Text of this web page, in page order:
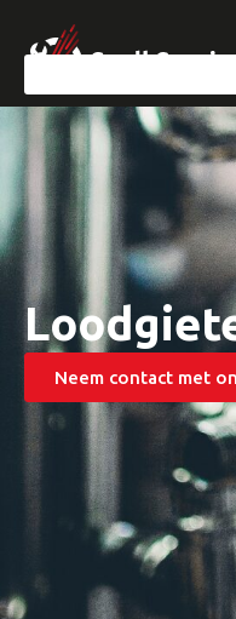
Neem contact met